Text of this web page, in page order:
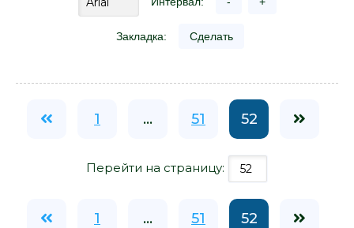
Закладка: Сделать
1 ... 51 52
Перейти на страницу:
1 ... 51 52